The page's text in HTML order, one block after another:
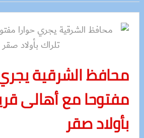
محافظ الشرقية
مفتوحا مع أهالى
بأولاد صقر